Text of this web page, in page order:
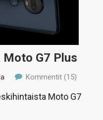
G7 Plus
Kommentit (15)
Moto G7